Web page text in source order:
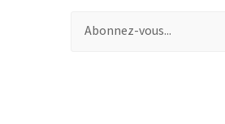
Pour vous inscrire à la